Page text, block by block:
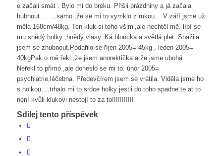
e začali smát . Bylo mi do breku. Přišli prázdniny a já začala
hubnout … …samo ,že se mi to vymklo z rukou… V září jsme už
měla 168cm/48kg. Ten kluk si toho všiml,ale nechtěl mě. líbí se
mu snědý holky ,hnědý vlasy. Ká bloncka a světlá plet. Snažila
jsem se zhubnout.Podařilo se říjen 2005= 45kg , leden 2005=
40kgPak o mě řekl ,že jsem anorektička a že jsme ubohá .
Neřekl to přímo ,ale doneslo se mi to. únor 2005=
psychiatrie,léčebna. Předevčírem jsem se vrátila. Viděla jsme ho
s holkou….trhalo mi to srdce holky jestli do toho spadne¨te at to
není kvůli klukovi nestojí to za to!!!!!!!!!!!
Sdílej tento příspěvek